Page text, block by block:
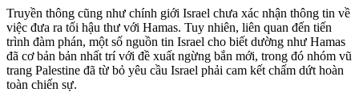
Truyền thông cũng như chính giới Israel chưa xác nhận thông tin về
việc đưa ra tối hậu thư với Hamas. Tuy nhiên, liên quan đến tiến
trình đàm phán, một số nguồn tin Israel cho biết dường như Hamas
đã cơ bản bản nhất trí với đề xuất ngừng bắn mới, trong đó nhóm vũ
trang Palestine đã từ bỏ yêu cầu Israel phải cam kết chấm dứt hoàn
toàn chiến sự.